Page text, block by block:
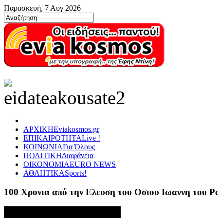
Παρασκευή, 7 Αυγ 2026
ΑΡΧΙΚΗEviakosmos.gr
ΕΠΙΚΑΙΡΟΤΗΤΑLive !
ΚΟΙΝΩΝΙΑΓια Όλους
ΠΟΛΙΤΙΚΗΔιαφάνεια
ΟΙΚΟΝΟΜΙΑEURO NEWS
ΑΘΛΗΤΙΚΑSports!
100 Χρονια από την Ελευση του Οσιου Ιωαννη του